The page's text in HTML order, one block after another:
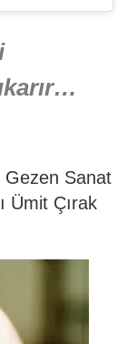
Gezen Sanat
Ümit Çırak